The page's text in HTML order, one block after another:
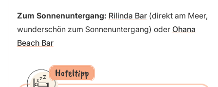
Zum Sonnenuntergang: Rilinda Bar(direkt am Meer,
wunderschön zum Sonnenuntergang) oder Ohana
Beach Bar
Hoteltipp